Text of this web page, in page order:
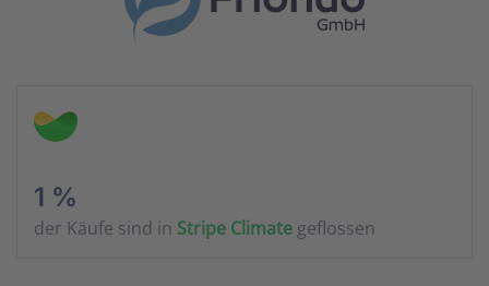
1 %
der Käufe sind in Stripe Climate geflossen